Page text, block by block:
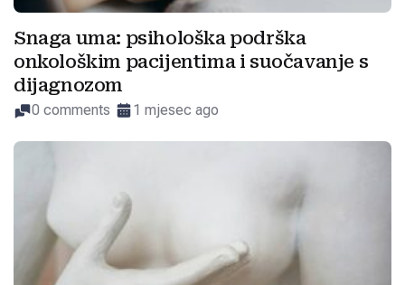
Snaga uma: psihološka podrška
onkološkim pacijentima i suočavanje s
dijagnozom
0 comments 1 mjesec ago